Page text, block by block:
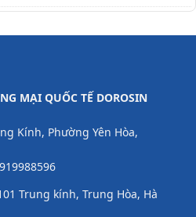
khô ráo, bảo vệ sức khỏe.
MẠI QUỐC TẾ DOROSIN
Kính, Phường Yên Hòa,
Trung kính, Trung Hòa, Hà